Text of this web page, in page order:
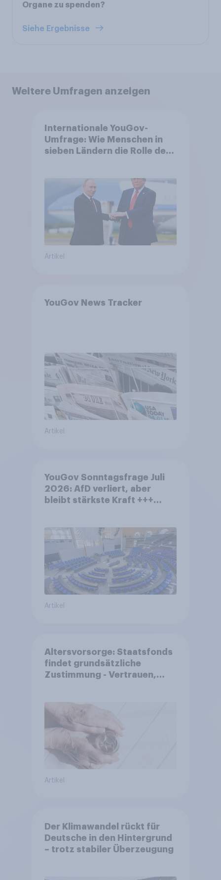
Organe zu spenden?
Siehe Ergebnisse
Weitere Umfragen anzeigen
Internationale YouGov-
Umfrage: Wie Menschen in
sieben Ländern die Rolle der
Bedrohungen und Bündnisse
bewerten
Artikel
YouGov News Tracker
Artikel
YouGov Sonntagsfrage Juli
2026: AfD verliert, aber
bleibt stärkste Kraft +++
Artikel
Altersvorsorge: Staatsfonds
findet grundsätzliche
Zustimmung - Vertrauen,
Akzeptanz
Artikel
Der Klimawandel rückt für
Deutsche in den Hintergrund
– trotz stabiler Überzeugung